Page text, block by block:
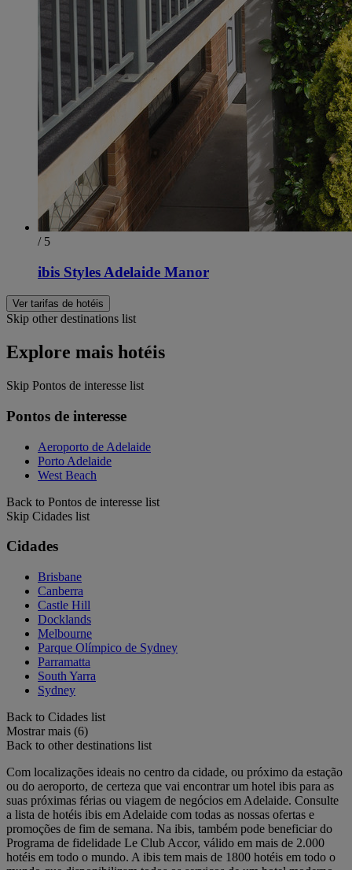
/ 5
ibis Styles Adelaide Manor
Ver tarifas de hotéis
Skip other destinations list
Explore mais hotéis
Skip Pontos de interesse list
Pontos de interesse
Aeroporto de Adelaide
Porto Adelaide
West Beach
Back to Pontos de interesse list
Skip Cidades list
Cidades
Brisbane
Canberra
Castle Hill
Docklands
Melbourne
Parque Olímpico de Sydney
Parramatta
South Yarra
Sydney
Back to Cidades list
Mostrar mais (6)
Back to other destinations list
Com localizações ideais no centro da cidade, ou próximo da estação
ou do aeroporto, de certeza que vai encontrar um hotel ibis para as
suas próximas férias ou viagem de negócios em Adelaide. Consulte
a lista de hotéis ibis em Adelaide com todas as nossas ofertas e
promoções de fim de semana. Na ibis, também pode beneficiar do
Programa de fidelidade Le Club Accor, válido em mais de 2.000
hotéis em todo o mundo. A ibis tem mais de 1800 hotéis em todo o